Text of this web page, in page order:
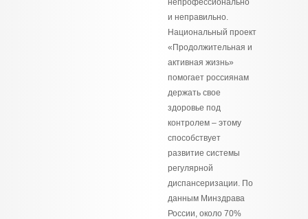
непрофессионально
и неправильно.
Национальный проект
«Продолжительная и
активная жизнь»
помогает россиянам
держать свое
здоровье под
контролем – этому
способствует
развитие системы
регулярной
диспансеризации. По
данным Минздрава
России, около 70%